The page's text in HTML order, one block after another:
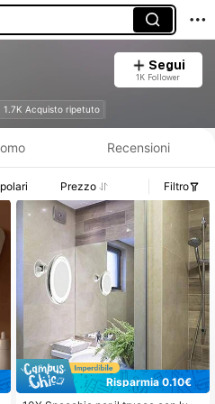
Segui
1K Follower
1.7K Acquisto ripetuto
Recensioni
Prezzo Filtro
Risparmia 0.10€